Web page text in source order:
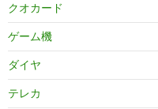
クオカード
ゲーム機
ダイヤ
テレカ